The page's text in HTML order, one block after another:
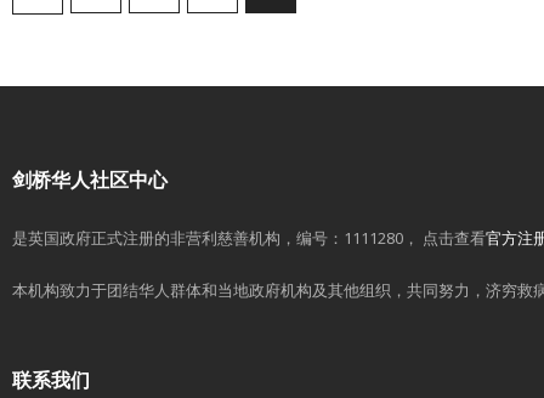
剑桥华人社区中心
是英国政府正式注册的非营利慈善机构，编号：1111280， 点击查看官方注
本机构致力于团结华人群体和当地政府机构及其他组织，共同努力，济穷
联系我们